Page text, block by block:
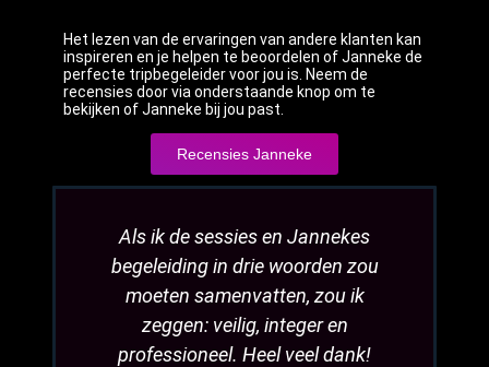
Het lezen van de ervaringen van andere klanten kan
inspireren en je helpen te beoordelen of Janneke de
perfecte tripbegeleider voor jou is. Neem de
recensies door via onderstaande knop om te
bekijken of Janneke bij jou past.
Recensies Janneke
Als ik de sessies en Jannekes
begeleiding in drie woorden zou
moeten samenvatten, zou ik
zeggen: veilig, integer en
professioneel. Heel veel dank!